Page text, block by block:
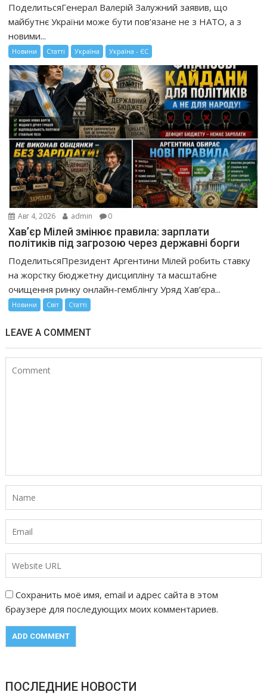
ПоделитьсяГенерал Валерій Залужний заявив, що
майбутнє України може бути пов’язане не з НАТО, а з
новими...
Новини Статті Україна Україна - ЄС
Авг 4, 2026 admin 0
Хав’єр Мілей змінює правила: зарплати
політиків під загрозою через державні борги
ПоделитьсяПрезидент Аргентини Мілей робить ставку
на жорстку бюджетну дисципліну та масштабне
очищення ринку онлайн-гемблінгу Уряд Хав’єра...
Новини Світ Статті
LEAVE A COMMENT
Сохранить моё имя, email и адрес сайта в этом
браузере для последующих моих комментариев.
ПОСЛЕДНИЕ НОВОСТИ